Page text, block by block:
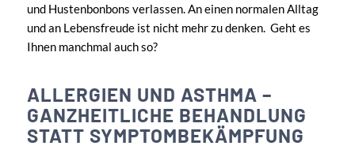
und Hustenbonbons verlassen. An einen normalen Alltag
und an Lebensfreude ist nicht mehr zu denken. Geht es
Ihnen manchmal auch so?
ALLERGIEN UND ASTHMA –
GANZHEITLICHE BEHANDLUNG
STATT SYMPTOMBEKÄMPFUNG